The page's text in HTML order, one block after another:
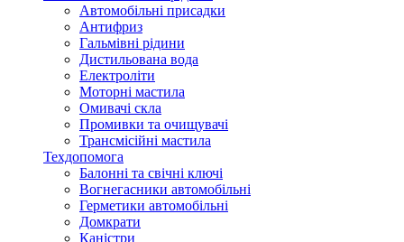
Автомобільні присадки
Антифриз
Гальмівні рідини
Дистильована вода
Електроліти
Моторні мастила
Омивачі скла
Промивки та очищувачі
Трансмісійні мастила
Техдопомога
Балонні та свічні ключі
Вогнегасники автомобільні
Герметики автомобільні
Домкрати
Каністри